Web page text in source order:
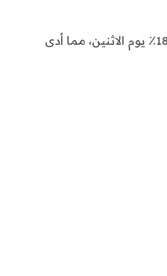
أسهم ترامب وسائل الإعلام أغلقت الشركة على ارتفاع بأكثر من 18٪ يوم الاثنين، مما أدى